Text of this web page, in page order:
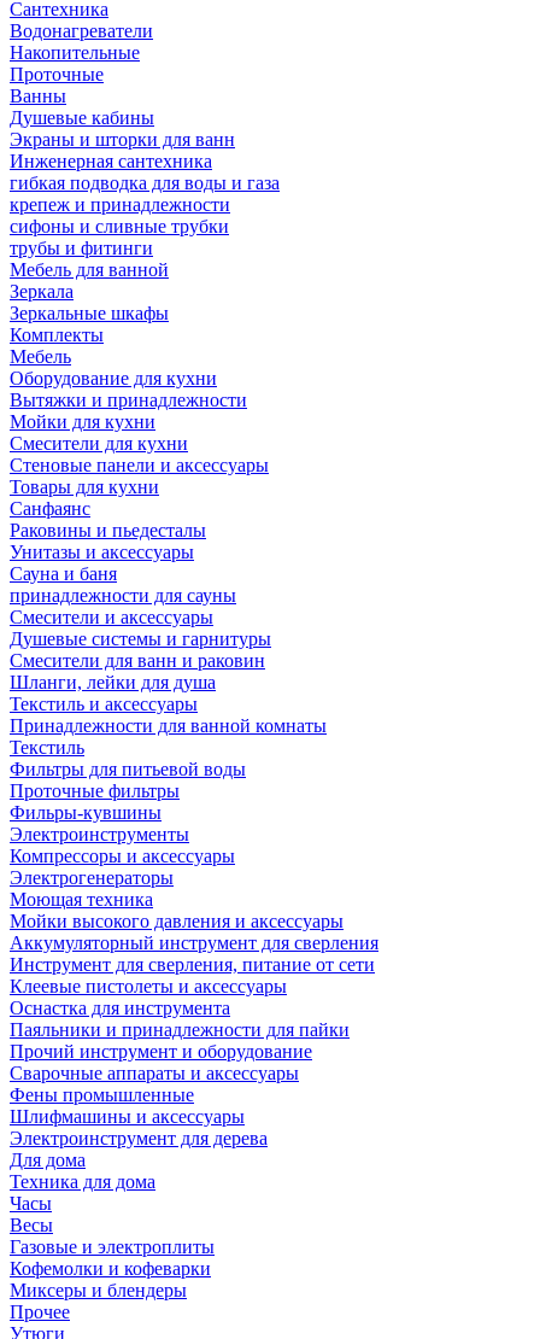
Сантехника
Водонагреватели
Накопительные
Проточные
Ванны
Душевые кабины
Экраны и шторки для ванн
Инженерная сантехника
гибкая подводка для воды и газа
крепеж и принадлежности
сифоны и сливные трубки
трубы и фитинги
Мебель для ванной
Зеркала
Зеркальные шкафы
Комплекты
Мебель
Оборудование для кухни
Вытяжки и принадлежности
Мойки для кухни
Смесители для кухни
Стеновые панели и аксессуары
Товары для кухни
Санфаянс
Раковины и пьедесталы
Унитазы и аксессуары
Сауна и баня
принадлежности для сауны
Смесители и аксессуары
Душевые системы и гарнитуры
Смесители для ванн и раковин
Шланги, лейки для душа
Текстиль и аксессуары
Принадлежности для ванной комнаты
Текстиль
Фильтры для питьевой воды
Проточные фильтры
Фильры-кувшины
Электроинструменты
Компрессоры и аксессуары
Электрогенераторы
Моющая техника
Мойки высокого давления и аксессуары
Аккумуляторный инструмент для сверления
Инструмент для сверления, питание от сети
Клеевые пистолеты и аксессуары
Оснастка для инструмента
Паяльники и принадлежности для пайки
Прочий инструмент и оборудование
Сварочные аппараты и аксессуары
Фены промышленные
Шлифмашины и аксессуары
Электроинструмент для дерева
Для дома
Техника для дома
Часы
Весы
Газовые и электроплиты
Кофемолки и кофеварки
Миксеры и блендеры
Прочее
Утюги